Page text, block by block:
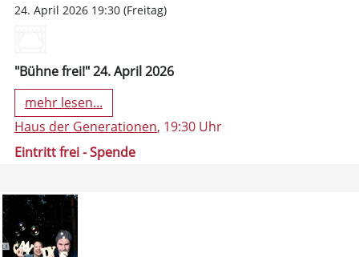
24. April 2026 19:30 (Freitag)
"Bühne frei!" 24. April 2026
mehr lesen...
Haus der Generationen, 19:30 Uhr
Eintritt frei - Spende